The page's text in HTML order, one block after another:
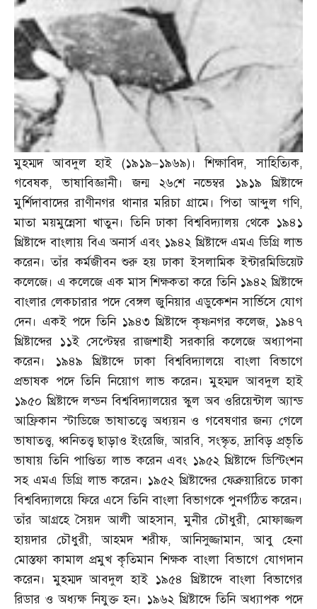
মুহম্মদ আবদুল হাই (১৯১৯–১৯৬৯)। শিক্ষাবিদ,সাহিত্যিক,
গবেষক,ভাষাবিজ্ঞানী। জন্ম ২৬শে নভেম্বর ১৯১৯ খ্রিষ্টাব্দে
মুর্শিদাবাদের রাণীনগর থানার মরিচা গ্রামে। পিতা আব্দুল গণি,
মাতা ময়মুন্নেসা খাতুন। তিনি ঢাকা বিশ্ববিদ্যালয় থেকে ১৯৪১
খ্রিষ্টাব্দে বাংলায় বিএ অনার্স এবং ১৯৪২ খ্রিষ্টাব্দে এমএ ডিগ্রি লাভ
করেন। তাঁর কর্মজীবন শুরু হয় ঢাকা ইসলামিক ইন্টারমিডিয়েট
কলেজে। এ কলেজে এক মাস শিক্ষকতা করে তিনি ১৯৪২ খ্রিষ্টাব্দে
বাংলার লেকচারার পদে বেঙ্গল জুনিয়ার এডুকেশন সার্ভিসে যোগ
দেন। একই পদে তিনি ১৯৪৩ খ্রিষ্টাব্দে কৃষ্ণনগর কলেজ, ১৯৪৭
খ্রিষ্টাব্দের ১১ই সেপ্টেম্বর রাজশাহী সরকারি কলেজে অধ্যাপনা
করেন। ১৯৪৯ খ্রিষ্টাব্দে ঢাকা বিশ্ববিদ্যালয়ে বাংলা বিভাগে
প্রভাষক পদে তিনি নিয়োগ লাভ করেন। মুহম্মদ আবদুল হাই
১৯৫০ খ্রিষ্টাব্দে লন্ডন বিশ্ববিদ্যালয়ের স্কুল অব ওরিয়েন্টাল অ্যান্ড
আফ্রিকান স্টাডিজে ভাষাতত্ত্বে অধ্যয়ন ও গবেষণার জন্য গেলে
ভাষাতত্ত্ব, ধ্বনিতত্ত্ব ছাড়াও ইংরেজি,আরবি,সংস্কৃত,দ্রাবিড় প্রভৃতি
ভাষায় তিনি পাণ্ডিত্য লাভ করেন এবং ১৯৫২ খ্রিষ্টাব্দে ডিস্টিংশন
সহ এমএ ডিগ্রি লাভ করেন। ১৯৫২ খ্রিষ্টাব্দের ফেব্রুয়ারিতে ঢাকা
বিশ্ববিদ্যালয়ে ফিরে এসে তিনি বাংলা বিভাগকে পুনর্গঠিত করেন।
তাঁর আগ্রহে সৈয়দ আলী আহসান,মুনীর চৌধুরী,মোফাজ্জল
হায়দার চৌধুরী,আহমদ শরীফ,আনিসুজ্জামান,আবু হেনা
মোস্তফা কামাল প্রমুখ কৃতিমান শিক্ষক বাংলা বিভাগে যোগদান
করেন। মুহম্মদ আবদুল হাই ১৯৫৪ খ্রিষ্টাব্দে বাংলা বিভাগের
রিডার ও অধ্যক্ষ নিযুক্ত হন। ১৯৬২ খ্রিষ্টাব্দে তিনি অধ্যাপক পদে